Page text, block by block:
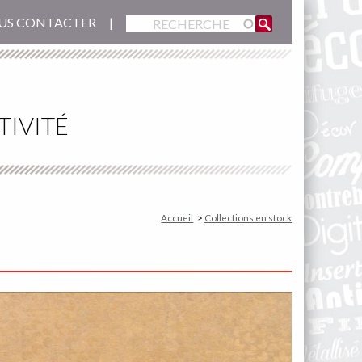
CONTACTER
Accueil Collections en stock
Image